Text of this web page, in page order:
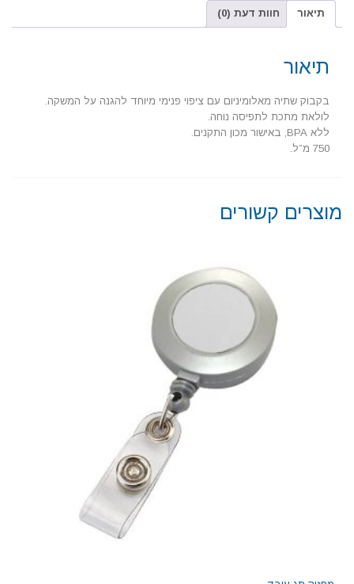
תיאור חוות דעת (0)
תיאור
בקבוק שתיה מאלומיניום עם ציפוי פנימי מיוחד להגנה על המשקה.
לולאת מתכת לתפיסה נוחה.
ללא BPA, באישור מכון התקנים.
750 מ”ל.
מוצרים קשורים